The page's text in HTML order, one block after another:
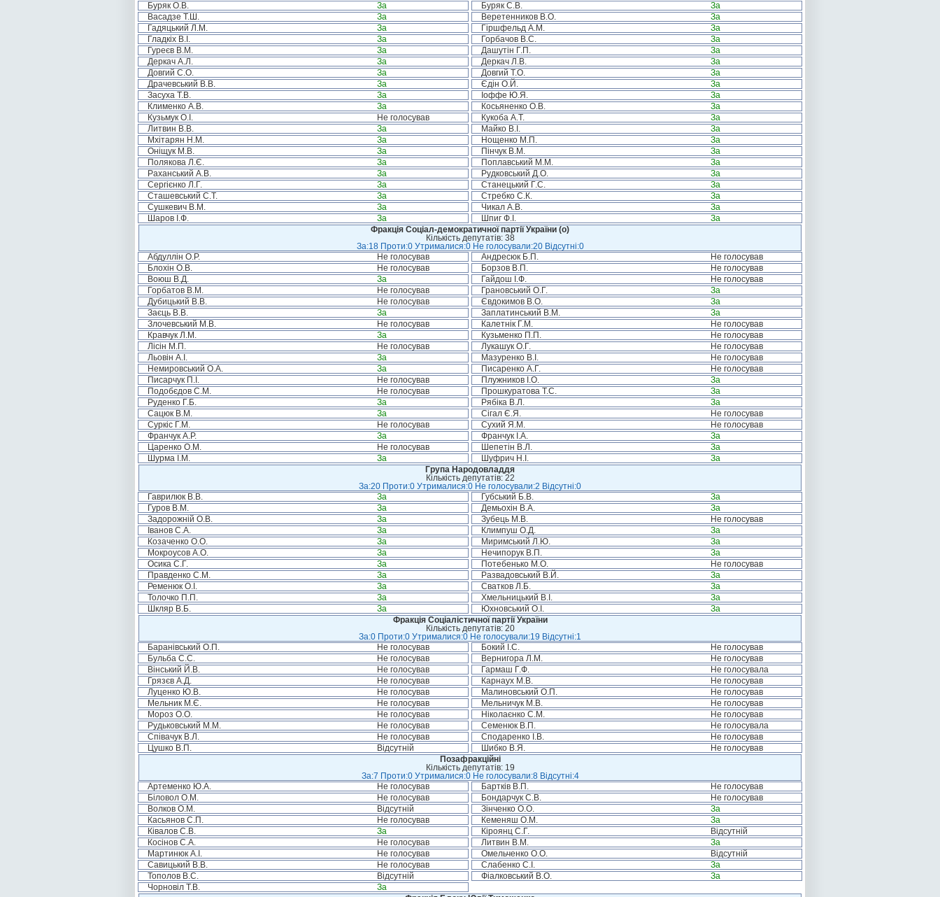
Буряк О.В.
За Буряк С.В.
За
Васадзе Т.Ш.
За Веретенников В.О.
За
Гадяцький Л.М.
За Гіршфельд А.М.
За
Гладкіх В.І.
За Горбачов В.С.
За
Гуреєв В.М.
За Дашутін Г.П.
За
Деркач А.Л.
За Деркач Л.В.
За
Довгий С.О.
За Довгий Т.О.
За
Драчевський В.В.
За Єдін О.Й.
За
Засуха Т.В.
За Іоффе Ю.Я.
За
Клименко А.В.
За Косьяненко О.В.
За
Кузьмук О.І.
Не голосував Кукоба А.Т.
За
Литвин В.В.
За Майко В.І.
За
Мхітарян Н.М.
За Нощенко М.П.
За
Оніщук М.В.
За Пінчук В.М.
За
Полякова Л.Є.
За Поплавський М.М.
За
Раханський А.В.
За Рудковський Д.О.
За
Сергієнко Л.Г.
За Станецький Г.С.
За
Сташевський С.Т.
За Стребко С.К.
За
Сушкевич В.М.
За Чикал А.В.
За
Шаров І.Ф.
За Шпиг Ф.І.
За
Фракція Соціал-демократичної партії України (о)
Кількість депутатів: 38
За:18 Проти:0 Утрималися:0 Не голосували:20 Відсутні:0
Абдуллін О.Р.
Не голосував Андресюк Б.П.
Не голосував
Блохін О.В.
Не голосував Борзов В.П.
Не голосував
Воюш В.Д.
За Гайдош І.Ф.
Не голосував
Горбатов В.М.
Не голосував Грановський О.Г.
За
Дубицький В.В.
Не голосував Євдокимов В.О.
За
Заєць В.В.
За Заплатинський В.М.
За
Злочевський М.В.
Не голосував Калетнік Г.М.
Не голосував
Кравчук Л.М.
За Кузьменко П.П.
Не голосував
Лісін М.П.
Не голосував Лукашук О.Г.
Не голосував
Льовін А.І.
За Мазуренко В.І.
Не голосував
Немировський О.А.
За Писаренко А.Г.
Не голосував
Писарчук П.І.
Не голосував Плужников І.О.
За
Подобєдов С.М.
Не голосував Прошкуратова Т.С.
За
Руденко Г.Б.
За Рябіка В.Л.
За
Сацюк В.М.
За Сігал Є.Я.
Не голосував
Суркіс Г.М.
Не голосував Сухий Я.М.
Не голосував
Франчук А.Р.
За Франчук І.А.
За
Царенко О.М.
Не голосував Шепетін В.Л.
За
Шурма І.М.
За Шуфрич Н.І.
За
Група Народовладдя
Кількість депутатів: 22
За:20 Проти:0 Утрималися:0 Не голосували:2 Відсутні:0
Гаврилюк В.В.
За Губський Б.В.
За
Гуров В.М.
За Демьохін В.А.
За
Задорожній О.В.
За Зубець М.В.
Не голосував
Іванов С.А.
За Климпуш О.Д.
За
Козаченко О.О.
За Миримський Л.Ю.
За
Мокроусов А.О.
За Нечипорук В.П.
За
Осика С.Г.
За Потебенько М.О.
Не голосував
Правденко С.М.
За Развадовський В.Й.
За
Ременюк О.І.
За Сватков Л.Б.
За
Толочко П.П.
За Хмельницький В.І.
За
Шкляр В.Б.
За Юхновський О.І.
За
Фракція Соціалістичної партії України
Кількість депутатів: 20
За:0 Проти:0 Утрималися:0 Не голосували:19 Відсутні:1
Баранівський О.П.
Не голосував Бокий І.С.
Не голосував
Бульба С.С.
Не голосував Вернигора Л.М.
Не голосував
Вінський Й.В.
Не голосував Гармаш Г.Ф.
Не голосувала
Грязєв А.Д.
Не голосував Карнаух М.В.
Не голосував
Луценко Ю.В.
Не голосував Малиновський О.П.
Не голосував
Мельник М.Є.
Не голосував Мельничук М.В.
Не голосував
Мороз О.О.
Не голосував Ніколаєнко С.М.
Не голосував
Рудьковський М.М.
Не голосував Семенюк В.П.
Не голосувала
Співачук В.Л.
Не голосував Сподаренко І.В.
Не голосував
Цушко В.П.
Відсутній Шибко В.Я.
Не голосував
Позафракційні
Кількість депутатів: 19
За:7 Проти:0 Утрималися:0 Не голосували:8 Відсутні:4
Артеменко Ю.А.
Не голосував Бартків В.П.
Не голосував
Біловол О.М.
Не голосував Бондарчук С.В.
Не голосував
Волков О.М.
Відсутній Зінченко О.О.
За
Касьянов С.П.
Не голосував Кеменяш О.М.
За
Ківалов С.В.
За Кіроянц С.Г.
Відсутній
Косінов С.А.
Не голосував Литвин В.М.
За
Мартинюк А.І.
Не голосував Омельченко О.О.
Відсутній
Савицький В.В.
Не голосував Слабенко С.І.
За
Тополов В.С.
Відсутній Фіалковський В.О.
За
Чорновіл Т.В.
За